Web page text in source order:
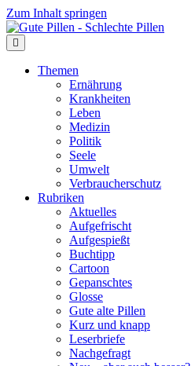
Zum Inhalt springen
Themen
Ernährung
Krankheiten
Leben
Medizin
Politik
Seele
Umwelt
Verbraucherschutz
Rubriken
Aktuelles
Aufgefrischt
Aufgespießt
Buchtipp
Cartoon
Gepanschtes
Glosse
Gute alte Pillen
Kurz und knapp
Leserbriefe
Nachgefragt